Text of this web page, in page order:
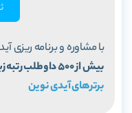
با مشاوره و برنامه ریزی آیدی نوین
بیش از 500 داوطلب رتبه زیر 1000 شدند!
برترهای آیدی نوین